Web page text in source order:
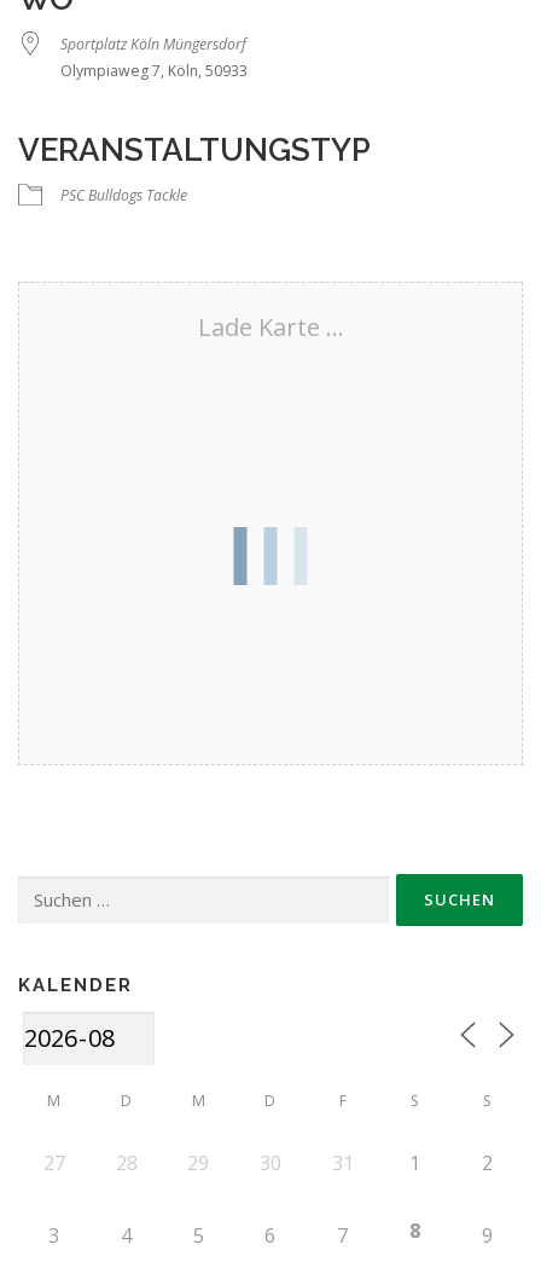
Sportplatz Köln Müngersdorf
Olympiaweg 7, Köln, 50933
VERANSTALTUNGSTYP
PSC Bulldogs Tackle
Lade Karte ...
nach:
KALENDER
M D M D F S S
27 28 29 30 31 1 2
3 4 5 6 7 8 9